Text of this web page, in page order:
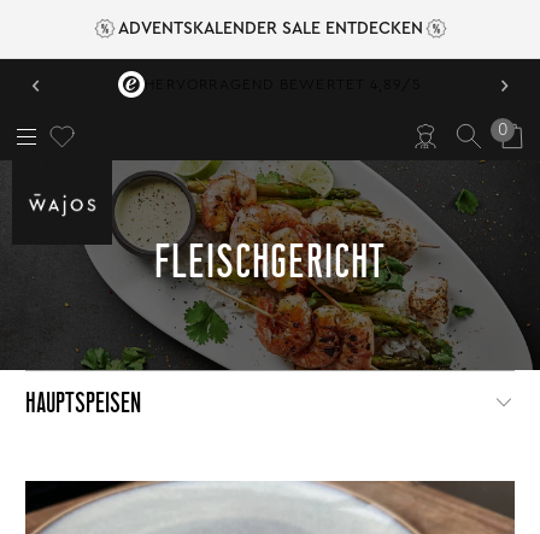
ADVENTSKALENDER SALE ENTDECKEN
‹ VERSANDKOSTENFREI AB 49,95 € ›
0
FLEISCHGERICHT
HAUPTSPEISEN